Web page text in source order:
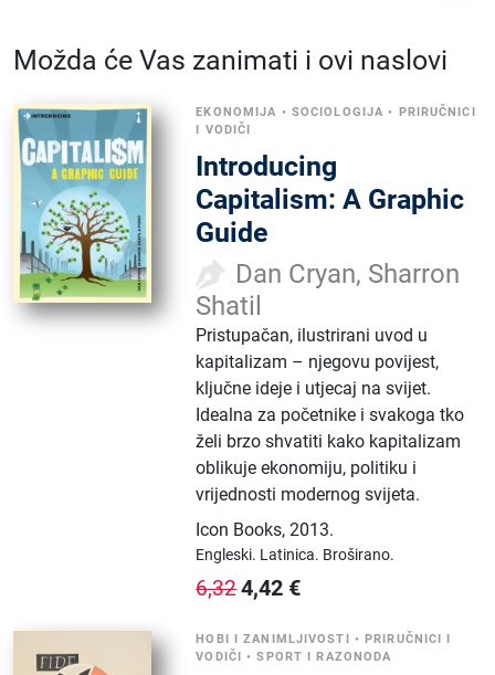
Možda će Vas zanimati i ovi naslovi
EKONOMIJA • SOCIOLOGIJA • PRIRUČNICI
I VODIČI
Introducing
Capitalism: A Graphic
Guide
Dan Cryan, Sharron
Shatil
Pristupačan, ilustrirani uvod u
kapitalizam – njegovu povijest,
ključne ideje i utjecaj na svijet.
Idealna za početnike i svakoga tko
želi brzo shvatiti kako kapitalizam
oblikuje ekonomiju, politiku i
vrijednosti modernog svijeta.
Icon Books,2013.
Engleski. Latinica. Broširano.
6,324,42 €
HOBI I ZANIMLJIVOSTI •PRIRUČNICI I
VODIČI •SPORT I RAZONODA